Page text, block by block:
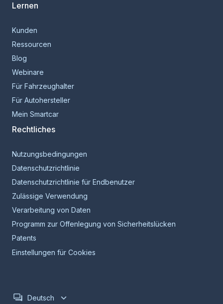
Lernen
Kunden
Ressourcen
Blog
Webinare
Für Fahrzeughalter
Für Autohersteller
Mein Smartcar
Rechtliches
Nutzungsbedingungen
Datenschutzrichtlinie
Datenschutzrichtlinie für Endbenutzer
Zulässige Verwendung
Verarbeitung von Daten
Programm zur Offenlegung von Sicherheitslücken
Patents
Einstellungen für Cookies
Deutsch